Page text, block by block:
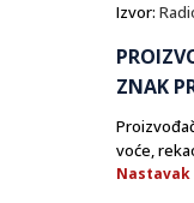
Izvor:
ZNAK
voće,
Nastavak